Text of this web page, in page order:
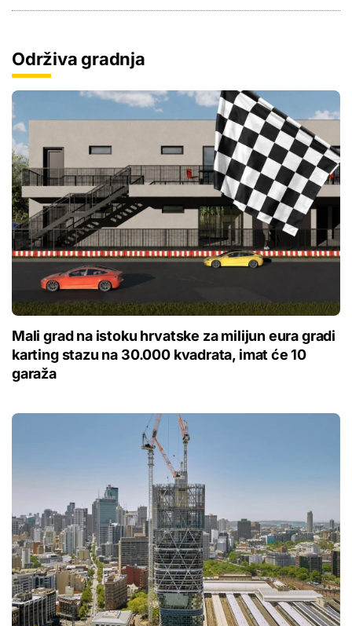
Održiva gradnja
Mali grad na istoku hrvatske za milijun eura gradi
karting stazu na 30.000 kvadrata, imat će 10
garaža